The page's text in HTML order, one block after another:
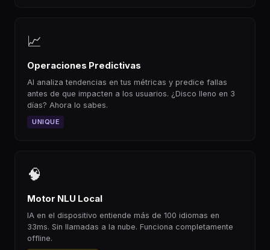
📈
Operaciones Predictivas
AI analiza tendencias en tus métricas y predice fallas
antes de que impacten a los usuarios. ¿Disco lleno en 3
días? Ahora lo sabes.
UNIQUE
🧠
Motor NLU Local
IA en el dispositivo entiende más de 100 idiomas en
33ms. Sin llamadas a la nube. Funciona completamente
offline.